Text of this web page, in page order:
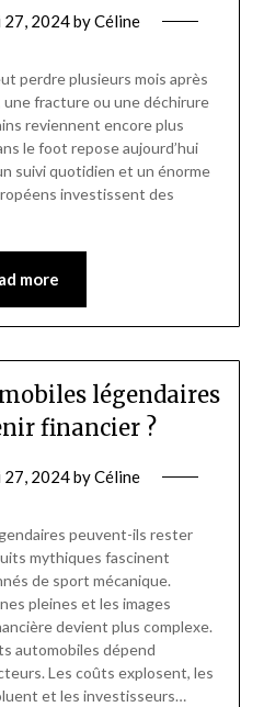
27, 2024byCéline
perdre plusieurs mois après
fracture ou une déchirure
reviennent encore plus
le foot repose aujourd’hui
suivi quotidien et un énorme
investissent des
more
légendaires
financier ?
27, 2024byCéline
peuvent-ils rester
mythiques fascinent
de sport mécanique.
pleines et les images
devient plus complexe.
automobiles dépend
Les coûts explosent, les
et les investisseurs…